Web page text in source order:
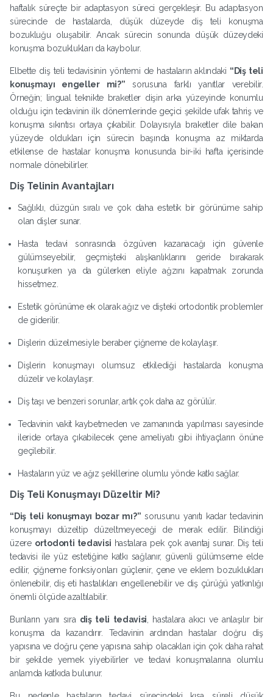
haftalık süreçte bir adaptasyon süreci gerçekleşir. Bu adaptasyon
sürecinde de hastalarda, düşük düzeyde diş teli konuşma
bozukluğu oluşabilir. Ancak sürecin sonunda düşük düzeydeki
konuşma bozuklukları da kaybolur.
Elbette diş teli tedavisinin yöntemi de hastaların aklındaki “Diş teli
konuşmayı engeller mi?” sorusuna farklı yanıtlar verebilir.
Örneğin; lingual teknikte braketler dişin arka yüzeyinde konumlu
olduğu için tedavinin ilk dönemlerinde geçici şekilde ufak tahriş ve
konuşma sıkıntısı ortaya çıkabilir. Dolayısıyla braketler dile bakan
yüzeyde oldukları için sürecin başında konuşma az miktarda
etkilense de hastalar konuşma konusunda bir-iki hafta içerisinde
normale dönebilirler.
Diş Telinin Avantajları
Sağlıklı, düzgün sıralı ve çok daha estetik bir görünüme sahip
olan dişler sunar.
Hasta tedavi sonrasında özgüven kazanacağı için güvenle
gülümseyebilir, geçmişteki alışkanlıklarını geride bırakarak
konuşurken ya da gülerken eliyle ağzını kapatmak zorunda
hissetmez.
Estetik görünüme ek olarak ağız ve dişteki ortodontik problemler
de giderilir.
Dişlerin düzelmesiyle beraber çiğneme de kolaylaşır.
Dişlerin konuşmayı olumsuz etkilediği hastalarda konuşma
düzelir ve kolaylaşır.
Diş taşı ve benzeri sorunlar, artık çok daha az görülür.
Tedavinin vakit kaybetmeden ve zamanında yapılması sayesinde
ileride ortaya çıkabilecek çene ameliyatı gibi ihtiyaçların önüne
geçilebilir.
Hastaların yüz ve ağız şekillerine olumlu yönde katkı sağlar.
Diş Teli Konuşmayı Düzeltir Mi?
“Diş teli konuşmayı bozar mı?” sorusunu yanıtı kadar tedavinin
konuşmayı düzeltip düzeltmeyeceği de merak edilir. Bilindiği
üzere ortodonti tedavisi hastalara pek çok avantaj sunar. Diş teli
tedavisi ile yüz estetiğine katkı sağlanır, güvenli gülümseme elde
edilir, çiğneme fonksiyonları güçlenir, çene ve eklem bozuklukları
önlenebilir, diş eti hastalıkları engellenebilir ve diş çürüğü yatkınlığı
önemli ölçüde azaltılabilir.
Bunların yanı sıra diş teli tedavisi , hastalara akıcı ve anlaşılır bir
konuşma da kazandırır. Tedavinin ardından hastalar doğru diş
yapısına ve doğru çene yapısına sahip olacakları için çok daha rahat
bir şekilde yemek yiyebilirler ve tedavi konuşmalarına olumlu
anlamda katkıda bulunur.